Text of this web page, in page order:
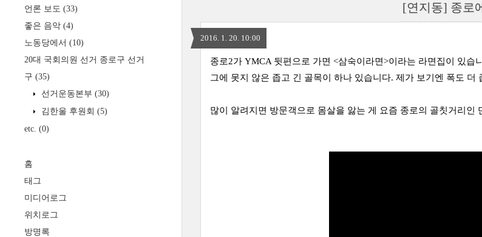
언론 보도 (33)
좋은 음악 (4)
노동당에서 (10)
20대 국회의원 선거 종로구 선거
구 (35)
선거운동본부 (30)
김한울 후원회 (5)
etc. (0)
홈
태그
미디어로그
위치로그
방명록
[연지동] 종로
2016. 1. 20. 10:00
종로2가 YMCA 뒷편으로 가면 <삼숙이라면>이라는 라면 집이 있습
그에 못지 않은 좁고 긴 골목이 하나 있습니다. 제가 보기엔 폭도
많이 알려지면 방문객으로 몸살을 앓는 게 요즘 종로의 골칫거리